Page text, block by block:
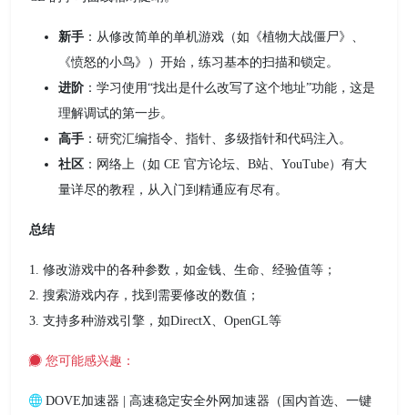
新手 ：从修改简单的单机游戏（如《植物大战僵尸》、
《愤怒的小鸟》）开始，练习基本的扫描和锁定。
进阶 ：学习使用“找出是什么改写了这个地址”功能，这是
理解调试的第一步。
高手 ：研究汇编指令、指针、多级指针和代码注入。
社区 ：网络上（如 CE 官方论坛、B站、YouTube）有大
量详尽的教程，从入门到精通应有尽有。
总结
1. 修改游戏中的各种参数，如金钱、生命、经验值等；
2. 搜索游戏内存，找到需要修改的数值；
3. 支持多种游戏引擎，如DirectX、OpenGL等
您可能感兴趣：
DOVE加速器 | 高速稳定安全外网加速器（国内首选、一键